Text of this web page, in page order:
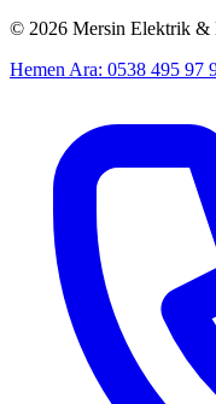
© 2026 Mersin Elektrik &
Hemen Ara: 0538 495 97